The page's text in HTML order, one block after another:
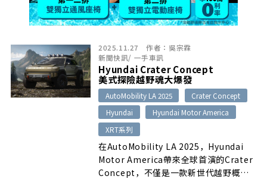
2025.11.27 作者： 吳宗霖
新聞快訊/ 一手車訊
Hyundai Crater Concept
美式探險越野魂大爆發
AutoMobility LA 2025
Crater Concept
Hyundai
Hyundai Motor America
XRT系列
在AutoMobility LA 2025，Hyundai
Motor America帶來全球首演的Crater
Concept，不僅是一款新世代越野概念